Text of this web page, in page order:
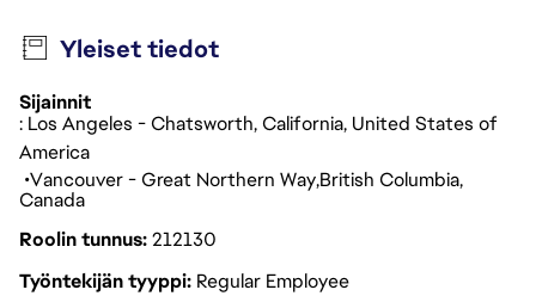
Yleiset tiedot
Sijainnit
: Los Angeles - Chatsworth, California, United States of
America
Vancouver - Great Northern WayBritish Columbia
Canada
Roolin tunnus212130
Työntekijän tyyppi Regular Employee